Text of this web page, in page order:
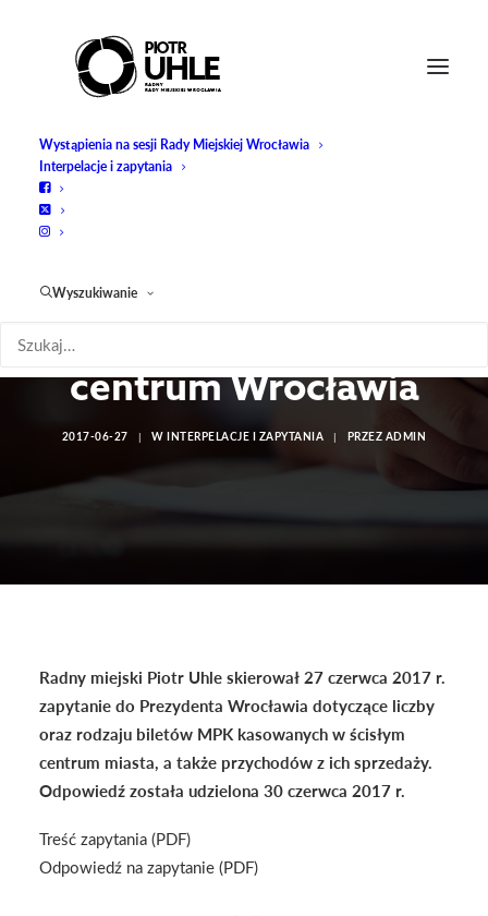
Wystąpienia na sesji Rady Miejskiej Wrocławia
Interpelacje i zapytania
Wyszukiwanie
Zapytanie: Sprzedaż
centrum Wrocławia
2017-06-27 | WINTERPELACJE I ZAPYTANIA | PRZEZ ADMIN
Radny miejski Piotr Uhle skierował 27 czerwca 2017 r.
zapytanie do Prezydenta Wrocławia dotyczące liczby
oraz rodzaju biletów MPK kasowanych w ścisłym
centrum miasta, a także przychodów z ich sprzedaży.
Odpowiedź została udzielona 30 czerwca 2017 r.
Treść zapytania (PDF)
Odpowiedź na zapytanie (PDF)